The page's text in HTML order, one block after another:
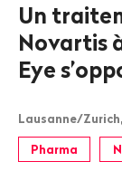
Un
Novartis
Eye
Lausanne/
Pharma